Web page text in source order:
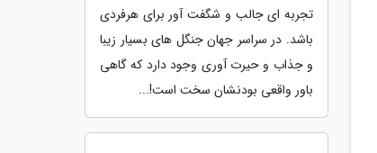
تجربه ای جالب و شگفت آور برای هرفردی
باشد. در سراسر جهان جنگل های بسیار زیبا
و جذاب و حیرت آوری وجود دارد که گاهی
باور واقعی بودنشان سخت است!...